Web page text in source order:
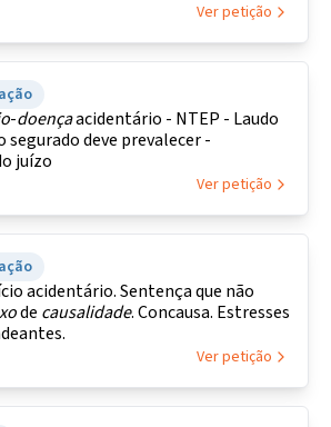
Ver petição
-doençaacidentário - NTEP - Laudo
segurado deve prevalecer -
juízo
Ver petição
acidentário. Sentença que não
de causalidade. Concausa. Estresses
Ver petição